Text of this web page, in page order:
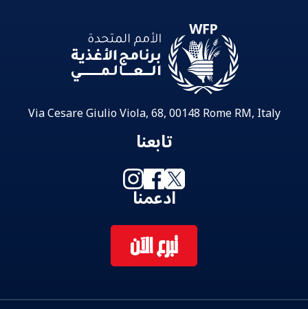
Via Cesare Giulio Viola, 68, 00148 Rome RM, Italy
تابعنا
ادعمنا
تبرع الآن